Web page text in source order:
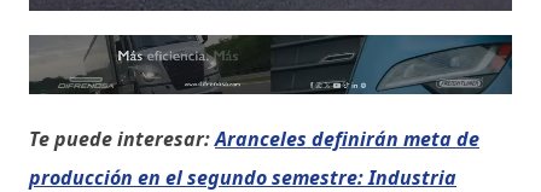
Te puede interesar:Aranceles definirán meta de
producción en el segundo semestre: Industria